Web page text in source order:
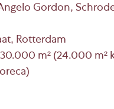
Gordon,
Rotterdam
m² (24.000 m²